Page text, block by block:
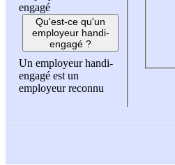
engagé
Qu'est-ce qu'un
employeur handi-
engagé ?
Un employeur handi-
engagé est un
employeur reconnu